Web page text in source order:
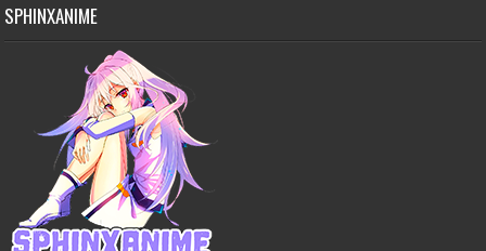
SPHINXANIME